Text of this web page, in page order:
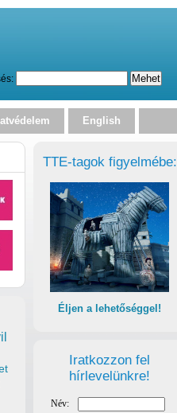
English
TTE-tagok figyelmébe:
Éljen a lehetőséggel!
Iratkozzon fel
hírlevelünkre!